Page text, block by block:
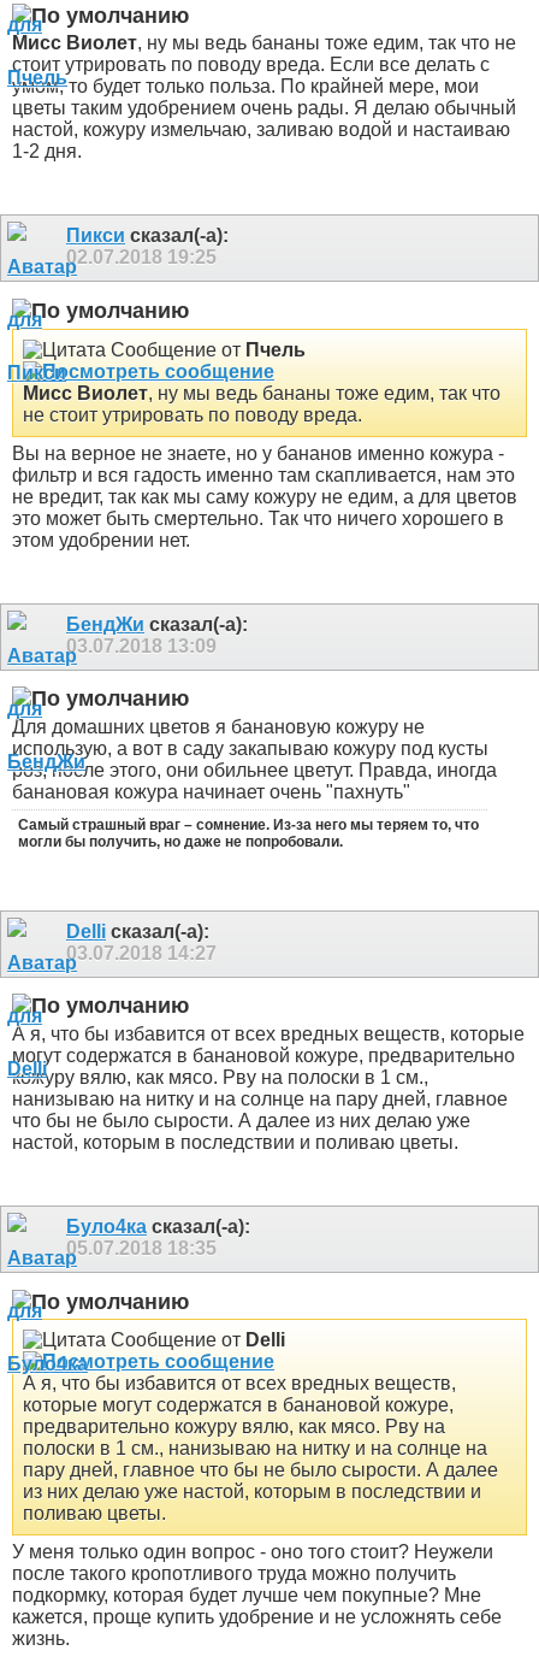
Мисс Виолет, ну мы ведь бананы тоже едим, так что не
стоит утрировать по поводу вреда. Если все делать с
умом, то будет только польза. По крайней мере, мои
цветы таким удобрением очень рады. Я делаю обычный
настой, кожуру измельчаю, заливаю водой и настаиваю
1-2 дня.
Пикси сказал(-а):
02.07.2018 19:25
Сообщение от Пчель
Мисс Виолет, ну мы ведь бананы тоже едим, так что
не стоит утрировать по поводу вреда.
Вы на верное не знаете, но у бананов именно кожура -
фильтр и вся гадость именно там скапливается, нам это
не вредит, так как мы саму кожуру не едим, а для цветов
это может быть смертельно. Так что ничего хорошего в
этом удобрении нет.
БендЖи сказал(-а):
03.07.2018 13:09
Для домашних цветов я банановую кожуру не
использую, а вот в саду закапываю кожуру под кусты
роз, после этого, они обильнее цветут. Правда, иногда
банановая кожура начинает очень "пахнуть"
Самый страшный враг – сомнение. Из-за него мы теряем то, что
могли бы получить, но даже не попробовали.
Delli сказал(-а):
03.07.2018 14:27
А я, что бы избавится от всех вредных веществ, которые
могут содержатся в банановой кожуре, предварительно
кожуру вялю, как мясо. Рву на полоски в 1 см.,
нанизываю на нитку и на солнце на пару дней, главное
что бы не было сырости. А далее из них делаю уже
настой, которым в последствии и поливаю цветы.
Було4ка сказал(-а):
05.07.2018 18:35
Сообщение от Delli
А я, что бы избавится от всех вредных веществ,
которые могут содержатся в банановой кожуре,
предварительно кожуру вялю, как мясо. Рву на
полоски в 1 см., нанизываю на нитку и на солнце на
пару дней, главное что бы не было сырости. А далее
из них делаю уже настой, которым в последствии и
поливаю цветы.
У меня только один вопрос - оно того стоит? Неужели
после такого кропотливого труда можно получить
подкормку, которая будет лучше чем покупные? Мне
кажется, проще купить удобрение и не усложнять себе
жизнь.